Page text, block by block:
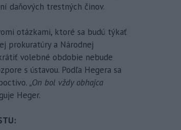
daňových trestných činov.
otázkami, ktoré sa budú týkať
prokuratúry a Národnej
volebné obdobie nebude
s ústavou. Podľa Hegera sa
„On bol vždy obhajca
Heger.